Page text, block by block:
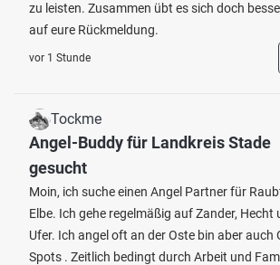
zu leisten. Zusammen übt es sich doch
auf eure Rückmeldung.
vor 1 Stunde
Tockme
Angel-Buddy für Landkreis Stade
gesucht
Moin, ich suche einen Angel Partner für
Elbe. Ich gehe regelmäßig auf Zander, Hecht
Ufer. Ich angel oft an der Oste bin aber auch
Spots . Zeitlich bedingt durch Arbeit und